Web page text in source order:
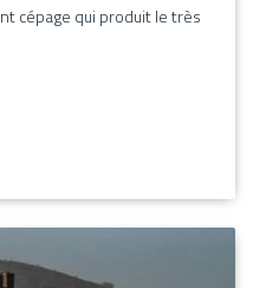
cépage qui produit le très